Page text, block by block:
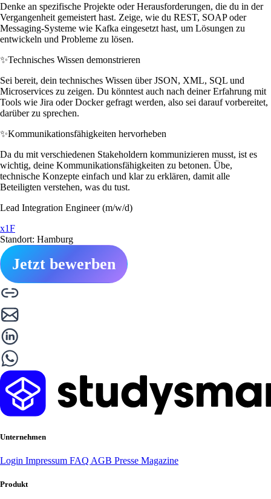
Denke an spezifische Projekte oder Herausforderungen, die du in der
Vergangenheit gemeistert hast. Zeige, wie du REST, SOAP oder
Messaging-Systeme wie Kafka eingesetzt hast, um Lösungen zu
entwickeln und Probleme zu lösen.
✨Technisches Wissen demonstrieren
Sei bereit, dein technisches Wissen über JSON, XML, SQL und
Microservices zu zeigen. Du könntest auch nach deiner Erfahrung mit
Tools wie Jira oder Docker gefragt werden, also sei darauf vorbereitet,
darüber zu sprechen.
✨Kommunikationsfähigkeiten hervorheben
Da du mit verschiedenen Stakeholdern kommunizieren musst, ist es
wichtig, deine Kommunikationsfähigkeiten zu betonen. Übe,
technische Konzepte einfach und klar zu erklären, damit alle
Beteiligten verstehen, was du tust.
Lead Integration Engineer (m/w/d)
x1F
Standort: Hamburg
Jetzt bewerben
Unternehmen
Login Impressum FAQ AGB Presse Magazine
Produkt